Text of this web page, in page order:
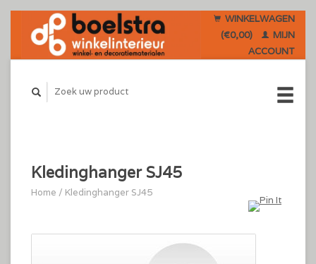
WINKELWAGEN
(€0,00)
MIJN
ACCOUNT
Kledinghanger SJ45
Home / Kledinghanger SJ45